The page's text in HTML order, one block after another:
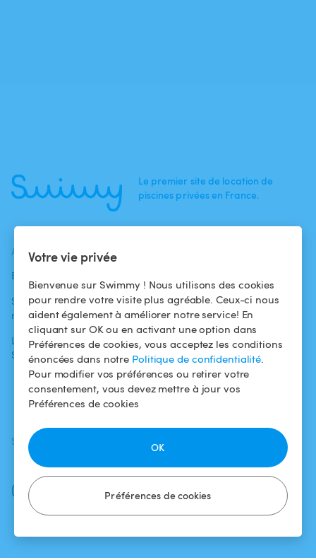
Votre vie privée
Bienvenue sur Swimmy ! Nous utilisons des cookies
pour rendre votre visite plus agréable. Ceux-ci nous
aident également à améliorer notre service! En
cliquant sur OK ou en activant une option dans
Préférences de cookies, vous acceptez les conditions
énoncées dans notre Politique de confidentialité.
Pour modifier vos préférences ou retirer votre
consentement, vous devez mettre à jour vos
Préférences de cookies
Préférences de cookies
OK
Le premier site de location de
piscines privées en France.
ACTUALITÉS
Blog
Swimmy dans les
médias
L'aventure
Swimmy
baigneurs
Pour les
propriétaires
Louer ma piscine
Comment ça
marche ?
Conditions
d'utilisation
Politique de
confidentialité
Mentions légales
SUIVEZ-NOUS
Facebook
Instagram